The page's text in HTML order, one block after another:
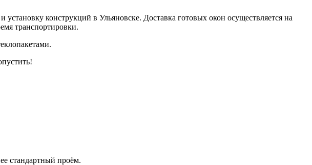
конструкций в Ульяновске. Доставка готовых окон осуществляется на
транспортировки.
стандартный проём.